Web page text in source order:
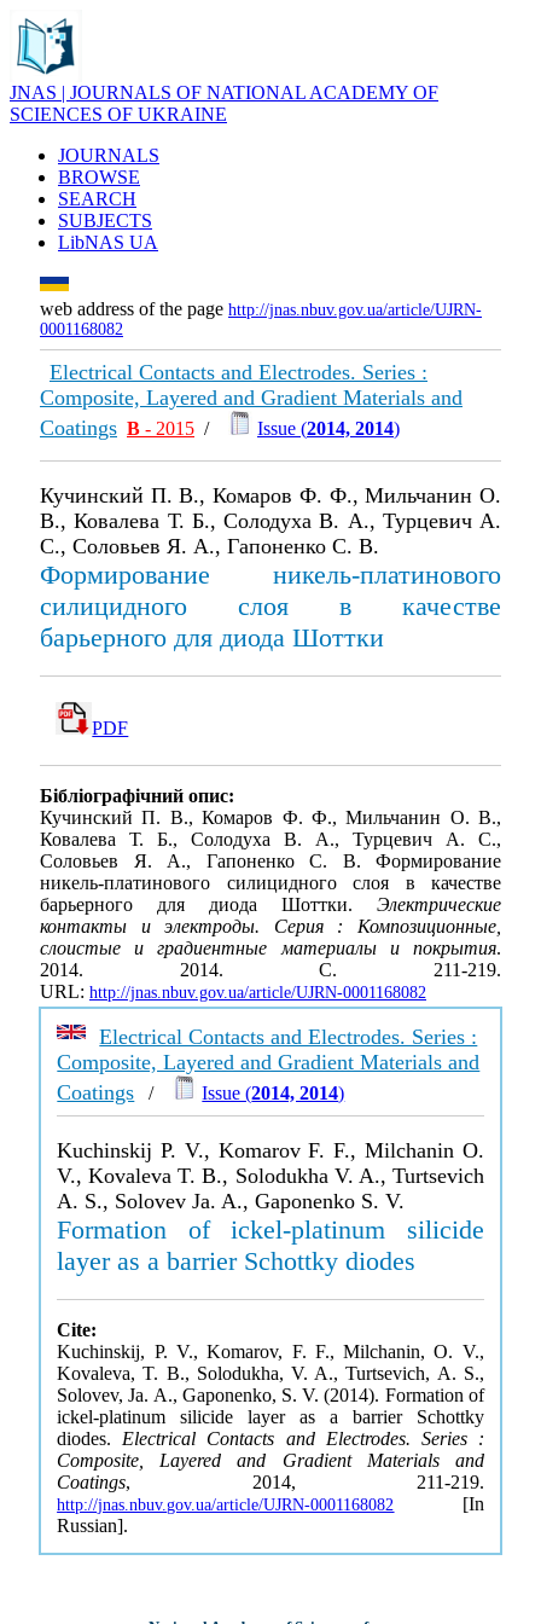
JNAS | JOURNALS OF NATIONAL ACADEMY OF
SCIENCES OF UKRAINE
JOURNALS
BROWSE
SEARCH
SUBJECTS
LibNAS UA
web address of the page http://jnas.nbuv.gov.ua/article/UJRN-
0001168082
Electrical Contacts and Electrodes. Series :
Composite, Layered and Gradient Materials and
Coatings В - 2015 / Issue (2014, 2014)
Кучинский П. В., Комаров Ф. Ф., Мильчанин О.
В., Ковалева Т. Б., Солодуха В. А., Турцевич А.
С., Соловьев Я. А., Гапоненко С. В.
Формирование никель-платинового
силицидного слоя в качестве
барьерного для диода Шоттки
PDF
Бібліографічний опис:
Кучинский П. В., Комаров Ф. Ф., Мильчанин О. В.,
Ковалева Т. Б., Солодуха В. А., Турцевич А. С.,
Соловьев Я. А., Гапоненко С. В. Формирование
никель-платинового силицидного слоя в качестве
барьерного для диода Шоттки. Электрические
контакты и электроды. Серия : Композиционные,
слоистые и градиентные материалы и покрытия.
2014. 2014. С. 211-219.
URL: http://jnas.nbuv.gov.ua/article/UJRN-0001168082
Electrical Contacts and Electrodes. Series :
Composite, Layered and Gradient Materials and
Coatings / Issue (2014, 2014)
Kuchinskij P. V., Komarov F. F., Milchanin O.
V., Kovaleva T. B., Solodukha V. A., Turtsevich
A. S., Solovev Ja. A., Gaponenko S. V.
Formation of ickel-platinum silicide
layer as a barrier Schottky diodes
Cite:
Kuchinskij, P. V., Komarov, F. F., Milchanin, O. V.,
Kovaleva, T. B., Solodukha, V. A., Turtsevich, A. S.,
Solovev, Ja. A., Gaponenko, S. V. (2014). Formation of
ickel-platinum silicide layer as a barrier Schottky
diodes. Electrical Contacts and Electrodes. Series :
Composite, Layered and Gradient Materials and
Coatings, 2014, 211-219.
http://jnas.nbuv.gov.ua/article/UJRN-0001168082 [In
Russian].